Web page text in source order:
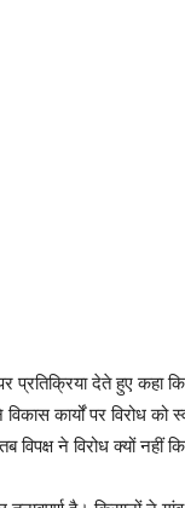
प्रतिक्रिया देते हुए कहा
कार्यों पर विरोध
विपक्ष ने विरोध क्यों